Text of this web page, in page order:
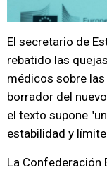
El secretario de
rebatido las
médicos sobre
borrador del
el texto supone
estabilidad y
La Confederación